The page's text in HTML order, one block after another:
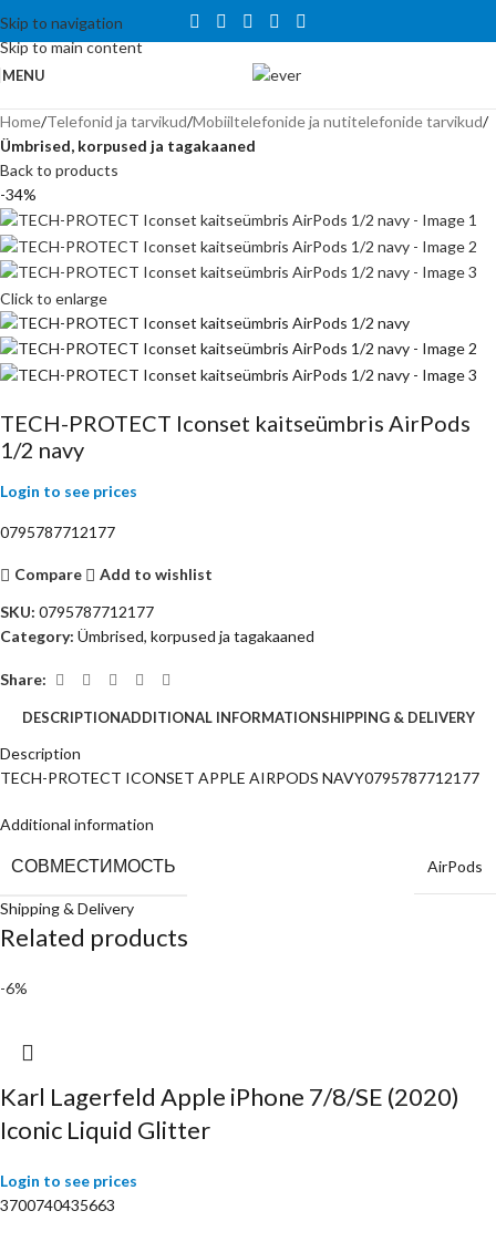
Skip to navigation
Skip to main content
Tähelepanu! Veebisait on väljatöötamisel ning töötab ajutiselt
kataloogirežiimis. Hetkel veel tellida ei saa, kuid on võimalus tutvuda
toodete ja hindadega.
MENU
Home Telefonid ja tarvikud Mobiiltelefonide ja nutitelefonide tarvikud
Ümbrised, korpused ja tagakaaned
Back to products
-34%
Click to enlarge
TECH-PROTECT Iconset kaitseümbris AirPods
1/2 navy
Login to see prices
0795787712177
Compare
Add to wishlist
SKU: 0795787712177
Category: Ümbrised, korpused ja tagakaaned
Share:
DESCRIPTIONADDITIONAL INFORMATIONSHIPPING & DELIVERY
Description
TECH-PROTECT ICONSET APPLE AIRPODS NAVY0795787712177
Additional information
СОВМЕСТИМОСТЬ AirPods
Shipping & Delivery
Related products
-6%
Karl Lagerfeld Apple iPhone 7/8/SE (2020)
Iconic Liquid Glitter
Login to see prices
3700740435663